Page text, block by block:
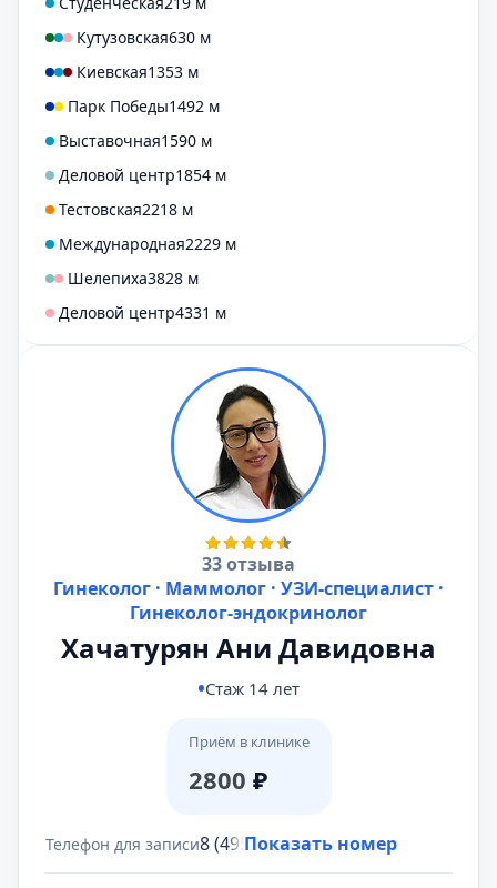
Кутузовская630 м
Киевская1353 м
Парк Победы1492 м
Выставочная1590 м
Деловой центр1854 м
Тестовская2218 м
Международная2229 м
Шелепиха3828 м
Деловой центр4331 м
33 отзыва
Гинеколог · Маммолог · УЗИ-специалист ·
Гинеколог-эндокринолог
Хачатурян Ани Давидовна
Стаж 14 лет
Приём в клинике
2800 ₽
Телефон для записи8 (495) 431-69-47
Показать номер